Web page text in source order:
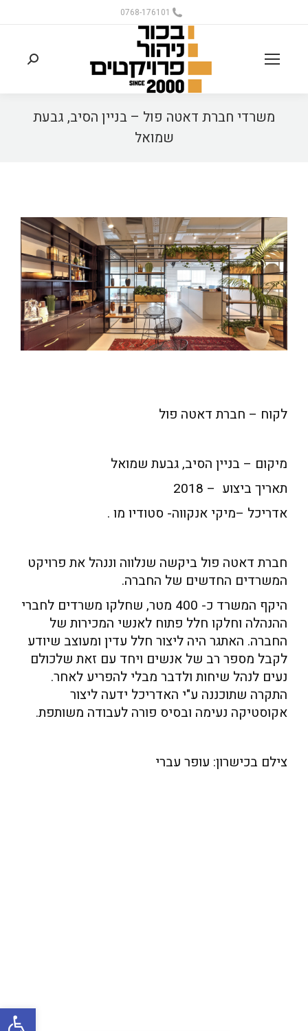
0768-176101
משרדי חברת דאטה פול – בניין הסיב, גבעת
שמואל
לקוח – חברת דאטה פול
מיקום – בניין הסיב, גבעת שמואל
תאריך ביצוע – 2018
אדריכל –מיקי אנקווה- סטודיו מו .
חברת דאטה פול ביקשה שנלווה וננהל את פרויקט
המשרדים החדשים של החברה.
היקף המשרד כ- 400 מטר, שחלקו משרדים לחברי
ההנהלה וחלקו חלל פתוח לאנשי המכירות של
החברה. האתגר היה ליצור חלל עדין ומעוצב שיודע
לקבל מספר רב של אנשים ויחד עם זאת שלכולם
נעים לנהל שיחות ולדבר מבלי להפריע לאחר.
התקרה שתוכננה ע"י האדריכל ידעה ליצור
אקוסטיקה נעימה ובסיס פורה לעבודה משותפת.
צילם בכישרון: עופר עברי